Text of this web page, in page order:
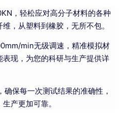
，轻松应对高分子材料的各种
，从塑料到橡胶，无所不包。
min无级调速，精准模拟材
现，为您的科研与生产提供详
确保每一次测试结果的准确性，
产更加可靠。